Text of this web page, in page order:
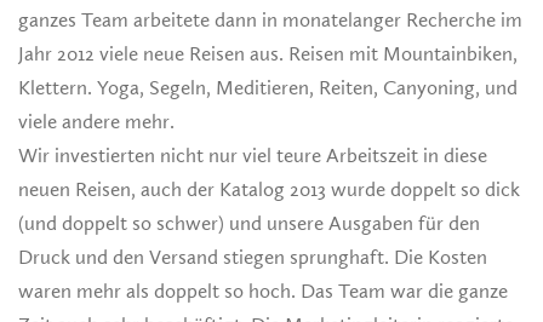
ganzes Team arbeitete dann in monatelanger Recherche im
Jahr 2012 viele neue Reisen aus. Reisen mit Mountainbiken,
Klettern. Yoga, Segeln, Meditieren, Reiten, Canyoning, und
viele andere mehr.
Wir investierten nicht nur viel teure Arbeitszeit in diese
neuen Reisen, auch der Katalog 2013 wurde doppelt so dick
(und doppelt so schwer) und unsere Ausgaben für den
Druck und den Versand stiegen sprunghaft. Die Kosten
waren mehr als doppelt so hoch. Das Team war die ganze